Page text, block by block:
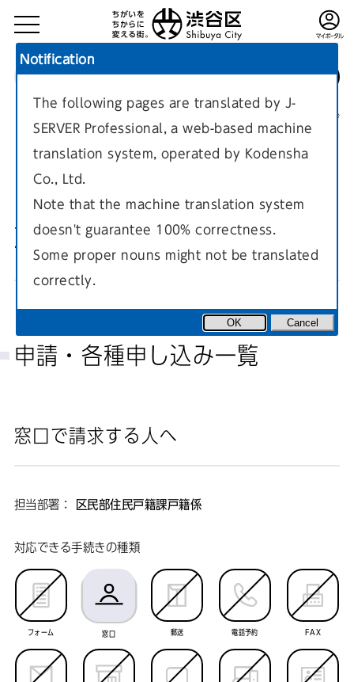
現在のページ
戸籍
申請・各種申し込み一覧
窓口で請求する人へ
担当部署： 区民部住民戸籍課戸籍係
対応できる手続きの種類
フォーム 窓口 郵送 電話予約 FAX
Notification
The following pages are translated by J-
SERVER Professional, a web-based machine
translation system, operated by Kodensha
Co., Ltd.
Note that the machine translation system
doesn't guarantee 100% correctness.
Some proper nouns might not be translated
correctly.
OK Cancel